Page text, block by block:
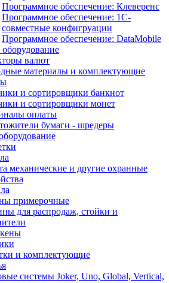
Программное обеспечение: Клеверенс
Программное обеспечение: 1С-
совместные конфигруации
Программное обеспечение: DataMobile
оборудование
валют
материалы и комплектующие
и сортировщики банкнот
и сортировщики монет
оплаты
бумаги - шредеры
механические и другие охранные
примерочные
для распродаж, стойки и
и комплектующие
системы Joker, Uno, Global, Vertical,